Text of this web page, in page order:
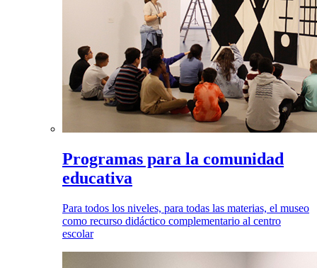
Programas para la comunidad
educativa
Para todos los niveles, para todas las materias, el museo
como recurso didáctico complementario al centro
escolar